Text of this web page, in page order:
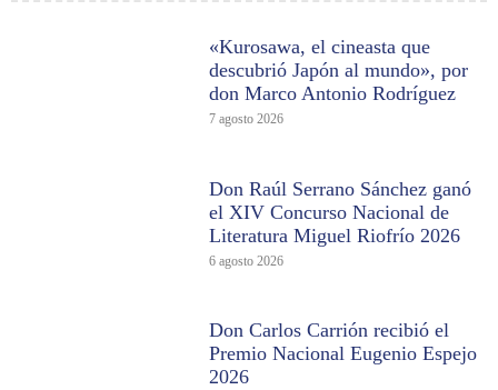
«Kurosawa, el cineasta que
descubrió Japón al mundo», por
don Marco Antonio Rodríguez
7 agosto 2026
Don Raúl Serrano Sánchez ganó
el XIV Concurso Nacional de
Literatura Miguel Riofrío 2026
6 agosto 2026
Don Carlos Carrión recibió el
Premio Nacional Eugenio Espejo
2026